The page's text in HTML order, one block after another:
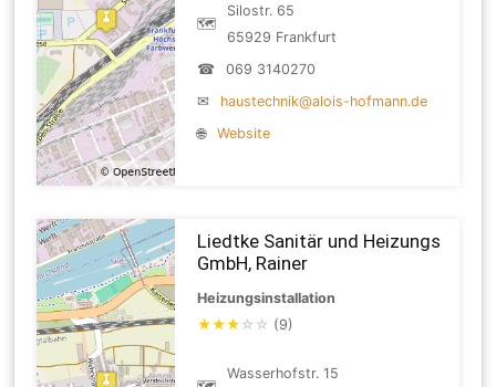
🗺
Silostr. 65
65929 Frankfurt
☎
069 3140270
✉
haustechnik@alois-hofmann.de
🌐
Website
Liedtke Sanitär und Heizungs
GmbH, Rainer
Heizungsinstallation
★★★ ☆ ☆ (9)
Wasserhofstr. 15